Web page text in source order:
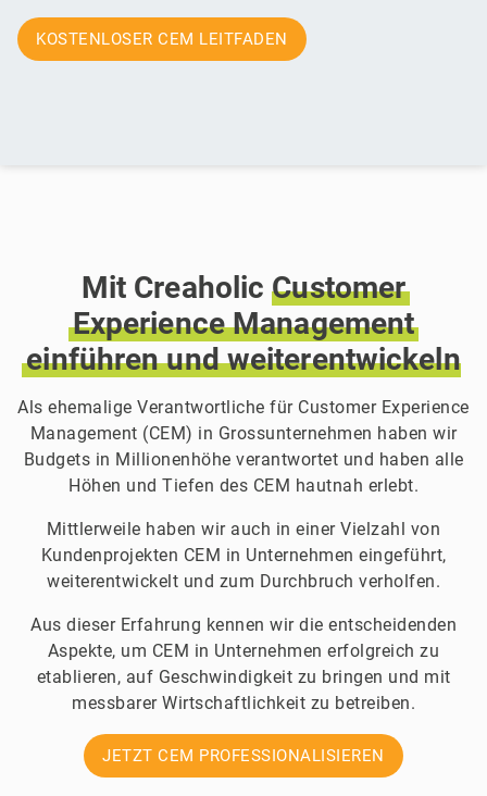
KOSTENLOSER CEM LEITFADEN
Mit CreaholicCustomer
Experience Management
einführen und weiterentwickeln
Als ehemalige Verantwortliche für Customer Experience
Management (CEM) in Grossunternehmen haben wir
Budgets in Millionenhöhe verantwortet und haben alle
Höhen und Tiefen des CEM hautnah erlebt.
Mittlerweile haben wir auch in einer Vielzahl von
Kundenprojekten CEM in Unternehmen eingeführt,
weiterentwickelt und zum Durchbruch verholfen.
Aus dieser Erfahrung kennen wir die entscheidenden
Aspekte, um CEM in Unternehmen erfolgreich zu
etablieren, auf Geschwindigkeit zu bringen und mit
messbarer Wirtschaftlichkeit zu betreiben.
JETZT CEM PROFESSIONALISIEREN